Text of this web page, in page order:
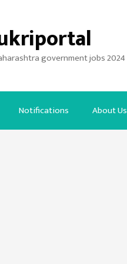
government jobs 2024
Notifications About Us